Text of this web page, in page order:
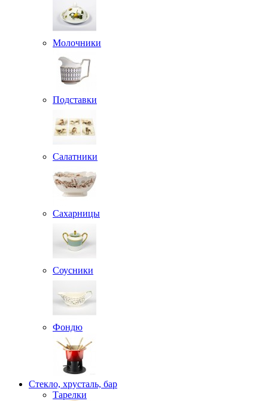
Молочники
Подставки
Салатники
Сахарницы
Соусники
Фондю
Стекло, хрусталь, бар
Тарелки